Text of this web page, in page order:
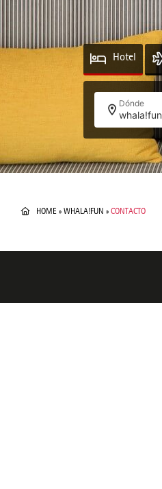
Hotel
Dónde
whala!fun
HOME » WHALA!FUN » CONTACTO